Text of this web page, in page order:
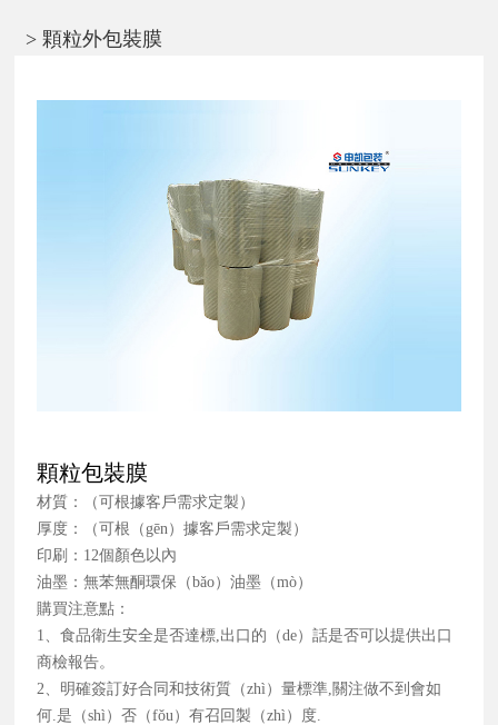
> 顆粒外包裝膜
顆粒包裝膜
材質：（可根據客戶需求定製）
厚度：（可根（gēn）據客戶需求定製）
印刷：12個顏色以內
油墨：無苯無酮環保（bǎo）油墨（mò）
購買注意點：
1、食品衛生安全是否達標,出口的（de）話是否可以提供出口
商檢報告。
2、明確簽訂好合同和技術質（zhì）量標準,關注做不到會如
何.是（shì）否（fǒu）有召回製（zhì）度.